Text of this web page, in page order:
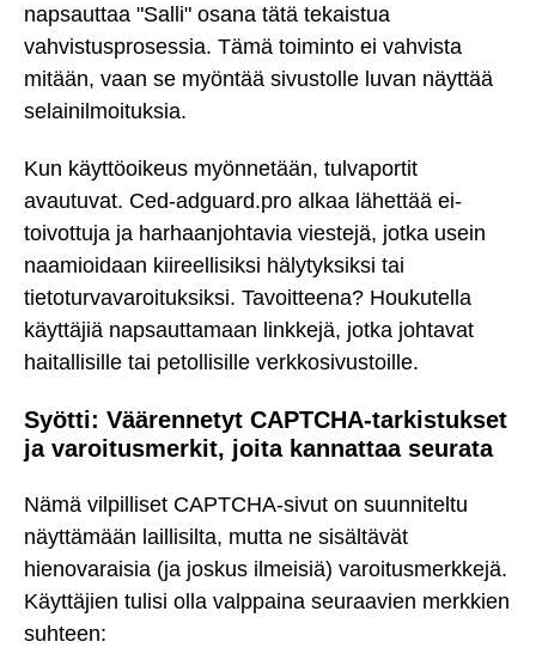
napsauttaa "Salli" osana tätä tekaistua
vahvistusprosessia. Tämä toiminto ei vahvista
mitään, vaan se myöntää sivustolle luvan näyttää
selainilmoituksia.
Kun käyttöoikeus myönnetään, tulvaportit
avautuvat. Ced-adguard.pro alkaa lähettää ei-
toivottuja ja harhaanjohtavia viestejä, jotka usein
naamioidaan kiireellisiksi hälytyksiksi tai
tietoturvavaroituksiksi. Tavoitteena? Houkutella
käyttäjiä napsauttamaan linkkejä, jotka johtavat
haitallisille tai petollisille verkkosivustoille.
Syötti: Väärennetyt CAPTCHA-tarkistukset
ja varoitusmerkit, joita kannattaa seurata
Nämä vilpilliset CAPTCHA-sivut on suunniteltu
näyttämään laillisilta, mutta ne sisältävät
hienovaraisia (ja joskus ilmeisiä) varoitusmerkkejä.
Käyttäjien tulisi olla valppaina seuraavien merkkien
suhteen: